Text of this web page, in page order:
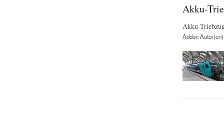
Akku-
Akku-
Addon Autor(en)